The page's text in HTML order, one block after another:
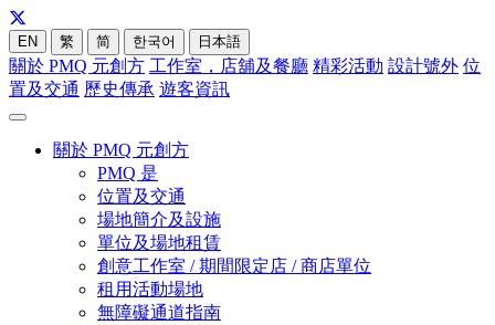
EN 繁 简 한국어 日本語
關於 PMQ 元創方 工作室，店舖及餐廳 精彩活動 設計號外 位
置及交通 歷史傳承 遊客資訊
關於 PMQ 元創方
PMQ 是
位置及交通
場地簡介及設施
單位及場地租賃
創意工作室 / 期間限定店 / 商店單位
租用活動場地
無障礙通道指南